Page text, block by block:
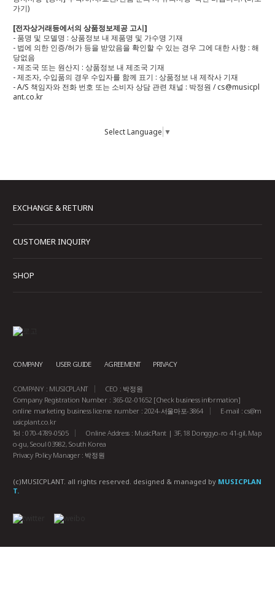
가기)
[전자상거래등에서의 상품정보제공 고시]
- 품명 및 모델명 : 상품정보 내 제품명 및 가수명 기재
- 법에 의한 인증/허가 등을 받았음을 확인할 수 있는 경우 그에 대한 사항 : 해
당없음
- 제조국 또는 원산지 : 상품정보 내 제조국 기재
- 제조자, 수입품의 경우 수입자를 함께 표기 : 상품정보 내 제작사 기재
- A/S 책임자와 전화 번호 또는 소비자 상담 관련 채널 : 박정원 / cs@musicpl
ant.co.kr
Select Language ▼
EXCHANGE & RETURN
CUSTOMER INQUIRY
SHOP
COMPANY USER GUIDE AGREEMENT PRIVACY
COMPANY : MUSICPLANT
CEO : 박정원
Company Registration Number : 365-02-01652 [Check business information]
online marketing business license number : 2024-서울마포-3864
E-mail :cs@m
usicplant.co.kr
Tel : 070-4789-0505
Online Address : MusicPlant | 3F, 18 Donggyo-ro 41-gil, Map
o-gu, Seoul 03982, South Korea
Privacy Policy Manager : 박정원
(c)MUSICPLANT. all rights reserved. designed & managed by MUSICPLAN
T.